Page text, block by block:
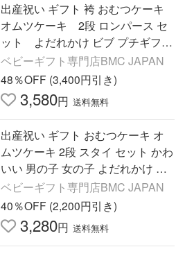
出産祝い ギフト 袴 おむつケーキ
オムツケーキ 2段 ロンパース セ
ット よだれかけ ビブ プチギフト
誕生日 お宮参り お食い初め ハー
フバースデー 結婚式
ベビーギフト専門店BMC JAPAN
48％OFF (3,400円引き)
3,580円 送料無料
出産祝い ギフト おむつケーキ オ
ムツケーキ 2段 スタイ セット かわ
いい 男の子 女の子 よだれかけ ビ
ブ プチギフト 誕生日
ベビーギフト専門店BMC JAPAN
40％OFF (2,200円引き)
3,280円 送料無料